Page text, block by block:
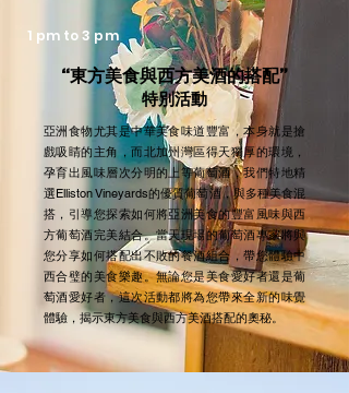
1 pm to 3 pm
“東方美食與西方美酒的搭配”
特別活動
亞洲食物尤其是中華美食味道豐富，本身就是搶
戲吸睛的主角，而北加州灣區得天獨厚的環境，
孕育出風味層次分明的上等葡萄酒，我們特地精
選Elliston Vineyards的優質葡萄酒，與多種美食混
搭，引導您探索如何將亞洲美食的豐富風味與西
方葡萄酒完美結合。當天現場的葡萄酒專家將與
您分享如何搭配出不敗的餐酒組合，帶您體驗中
西合璧的美食樂趣。無論您是美食愛好者還是葡
萄酒愛好者，這次活動都將為您帶來全新的味覺
體驗，揭示東方美食與西方美酒搭配的奧秘。